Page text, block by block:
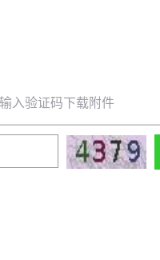
入验证码下载附件